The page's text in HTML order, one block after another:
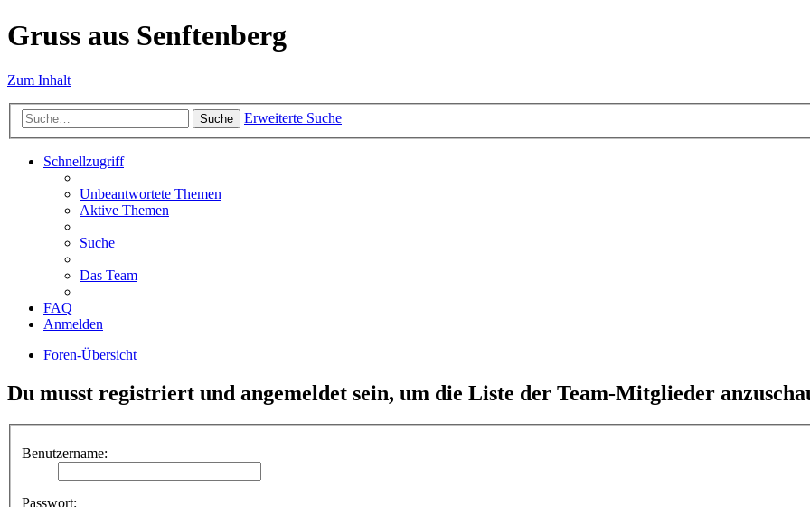
Gruss aus Senftenberg
Zum Inhalt
Suche Erweiterte Suche
Schnellzugriff
Unbeantwortete Themen
Aktive Themen
Suche
Das Team
FAQ
Anmelden
Foren-Übersicht
Du musst registriert und angemeldet sein, um die Liste der Team-Mitglieder
Benutzername:
Passwort: